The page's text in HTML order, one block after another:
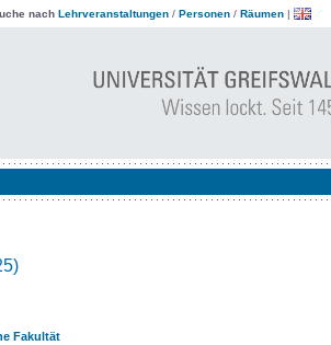
nach Lehrveranstaltungen / Personen / Räumen |
Fakultät